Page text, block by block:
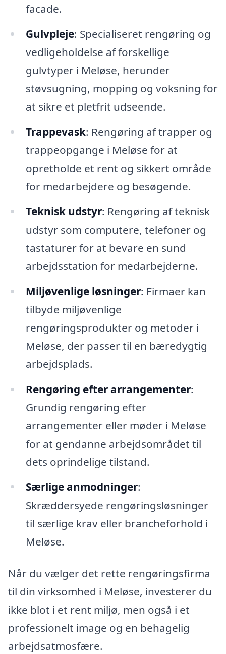
facade.
Gulvpleje: Specialiseret rengøring og
vedligeholdelse af forskellige
gulvtyper i Meløse, herunder
støvsugning, mopping og voksning for
at sikre et pletfrit udseende.
Trappevask: Rengøring af trapper og
trappeopgange i Meløse for at
opretholde et rent og sikkert område
for medarbejdere og besøgende.
Teknisk udstyr: Rengøring af teknisk
udstyr som computere, telefoner og
tastaturer for at bevare en sund
arbejdsstation for medarbejderne.
Miljøvenlige løsninger: Firmaer kan
tilbyde miljøvenlige
rengøringsprodukter og metoder i
Meløse, der passer til en bæredygtig
arbejdsplads.
Rengøring efter arrangementer:
Grundig rengøring efter
arrangementer eller møder i Meløse
for at gendanne arbejdsområdet til
dets oprindelige tilstand.
Særlige anmodninger:
Skræddersyede rengøringsløsninger
til særlige krav eller brancheforhold i
Meløse.
Når du vælger det rette rengøringsfirma
til din virksomhed i Meløse, investerer du
ikke blot i et rent miljø, men også i et
professionelt image og en behagelig
arbejdsatmosfære.